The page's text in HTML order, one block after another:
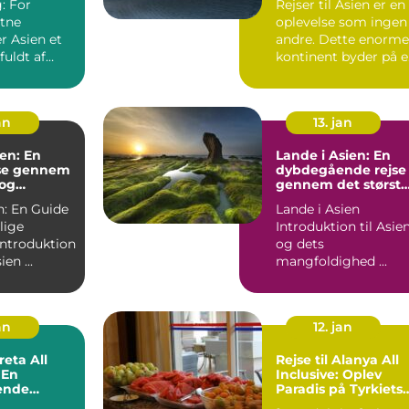
For
Asien et
af
Rejser til Asien er en
oplevelse som ingen
andre. Dette enorme
kontinent byder på
En
gennem
En Guide
til Ferie Asien ...
13. jan
Lande i Asien: En
dybdegående rejse
gennem det største
Lande i Asien
Introduktion til
og dets
mangfoldighed ...
All
12. jan
Rejse til Alanya All
Inclusive: Oplev
Paradis på Tyrkiets